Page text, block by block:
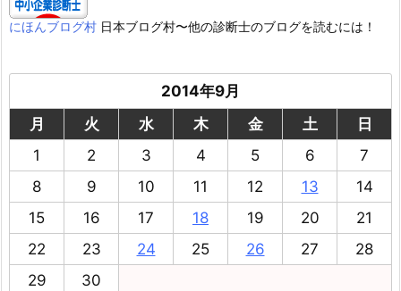
にほんブログ村 日本ブログ村〜他の診断士のブログを読むには！
2014年9月
月
火 水 木 金 土
日
1
2 3 4 5 6
7
8
9 10 11 12 13
14
15
16 17 18 19 20
21
22
23 24 25 26 27
28
29
30